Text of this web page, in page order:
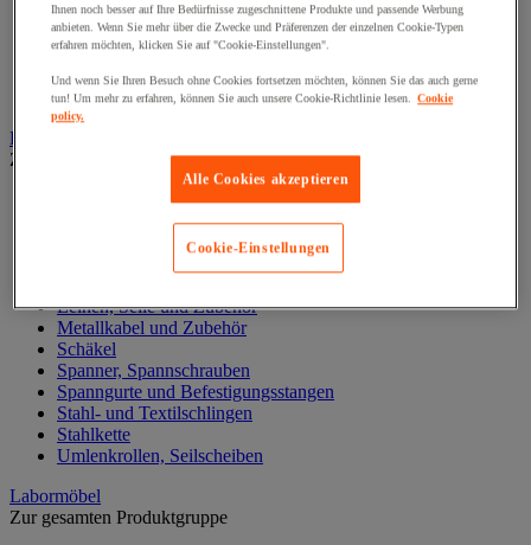
Elektrischer Gabelstapler
Hub-Gabelstapler
Hubwagen mit Waage
Manueller Hubwagen
Scherengabelhubwagen und Hochhubwagen
Ketten und Schlingen zum Heben
Zur gesamten Produktgruppe
Gummispanner
Hebeösen und Hubringe
Karabinerhaken, Kettenglieder, Haken
Leinen, Seile und Zubehör
Metallkabel und Zubehör
Schäkel
Spanner, Spannschrauben
Spanngurte und Befestigungsstangen
Stahl- und Textilschlingen
Stahlkette
Umlenkrollen, Seilscheiben
Labormöbel
Zur gesamten Produktgruppe
Ihnen noch besser auf Ihre Bedürfnisse zugeschnittene Produkte und passende Werbung
anbieten. Wenn Sie mehr über die Zwecke und Präferenzen der einzelnen Cookie-Typen
erfahren möchten, klicken Sie auf "Cookie-Einstellungen".
Und wenn Sie Ihren Besuch ohne Cookies fortsetzen möchten, können Sie das auch gerne
tun! Um mehr zu erfahren, können Sie auch unsere Cookie-Richtlinie lesen. Cookie
policy.
Alle Cookies akzeptieren
Cookie-Einstellungen